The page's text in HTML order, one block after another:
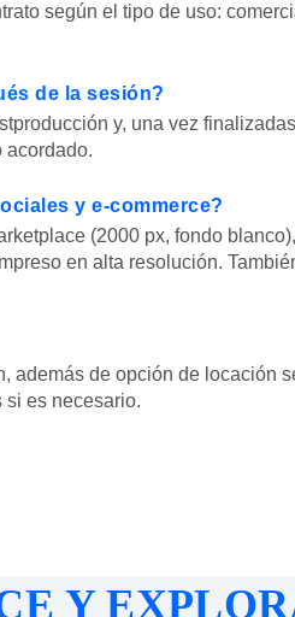
según el tipo de uso:
de la sesión?
y, una vez
acordado.
y e-commerce?
(2000 px, fondo blanco),
en alta resolución.
además de opción de locación
si es necesario.
Y